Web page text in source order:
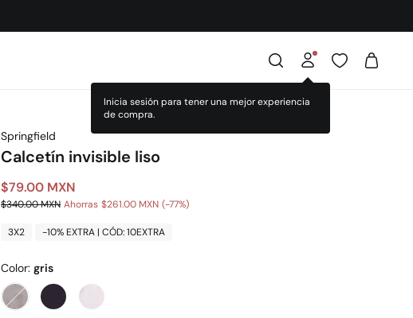
Inicia sesión para tener una mejor experiencia
de compra.
Springfield
Calcetín invisible liso
$79.00 MXN
$340.00 MXN Ahorras $261.00 MXN 77
3X2 -10% EXTRA | CÓD: 10EXTRA
Color: gris